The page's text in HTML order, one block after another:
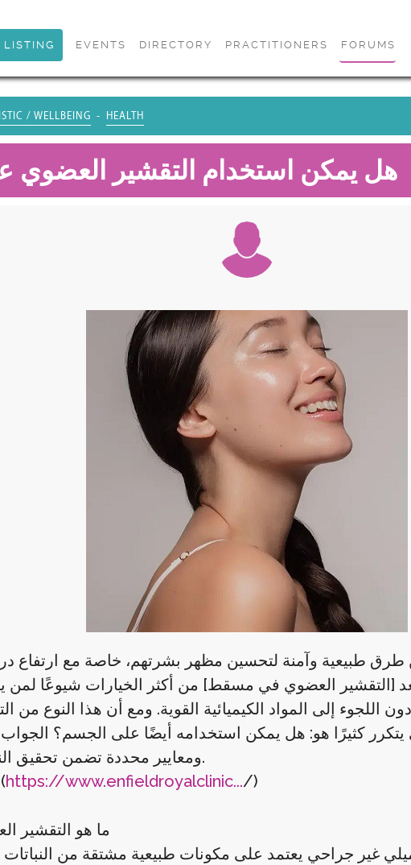
LISTING EVENTS DIRECTORY PRACTITIONERS FORUMS
/ WELLBEING HEALTH
هل يمكن استخدام التقشير العضوي
طبيعية وآمنة لتحسين مظهر بشرتهم، خاصة مع ارتفاع
يُعد [التقشير العضوي في مسقط] من أكثر الخيارات شيوعًا
اللجوء إلى المواد الكيميائية القوية. ومع أن هذا النوع من
يتكرر كثيرًا هو: هل يمكن استخدامه أيضًا على الجسم؟
ومعايير محددة تضمن تحقيق النتائج المرجوة بأمان.
تفضلhttps://www.enfieldroyalclinic.../)
ما هو التقشير
غير جراحي يعتمد على مكونات طبيعية مشتقة من النباتات